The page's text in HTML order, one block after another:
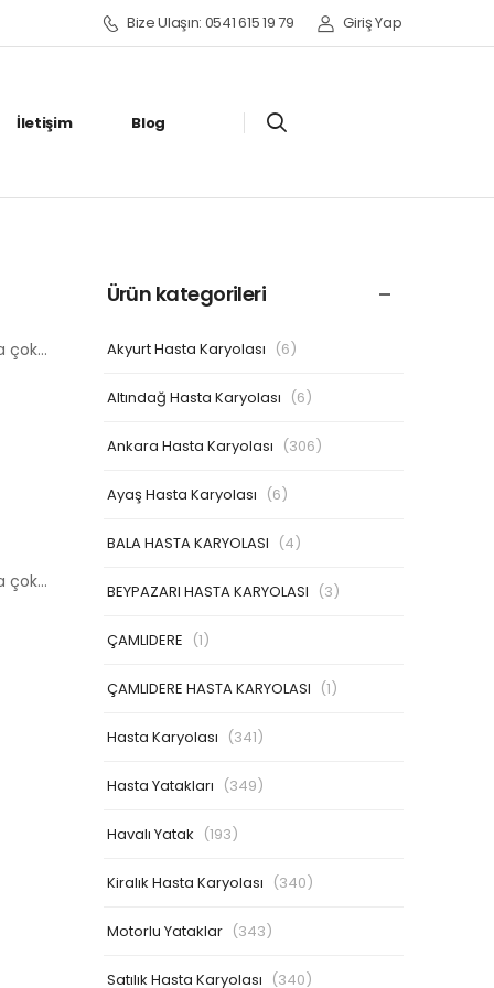
Bize Ulaşın: 0541 615 19 79 Giriş Yap
İletişim Blog
çok…
çok…
Ürün kategorileri
Akyurt Hasta Karyolası (6)
Altındağ Hasta Karyolası (6)
Ankara Hasta Karyolası (306)
Ayaş Hasta Karyolası (6)
BALA HASTA KARYOLASI (4)
BEYPAZARI HASTA KARYOLASI (3)
ÇAMLIDERE (1)
ÇAMLIDERE HASTA KARYOLASI (1)
Hasta Karyolası (341)
Hasta Yatakları (349)
Havalı Yatak (193)
Kiralık Hasta Karyolası (340)
Motorlu Yataklar (343)
Satılık Hasta Karyolası (340)